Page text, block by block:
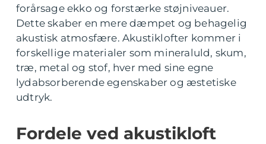
forårsage ekko og forstærke støjniveauer.
Dette skaber en mere dæmpet og behagelig
akustisk atmosfære. Akustiklofter kommer i
forskellige materialer som mineraluld, skum,
træ, metal og stof, hver med sine egne
lydabsorberende egenskaber og æstetiske
udtryk.
Fordele ved akustikloft